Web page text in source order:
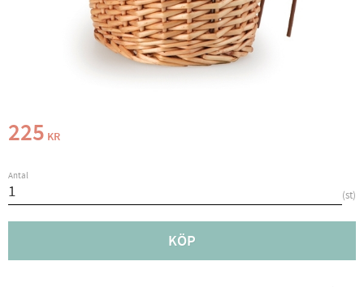
225 KR
Antal
st
KÖP